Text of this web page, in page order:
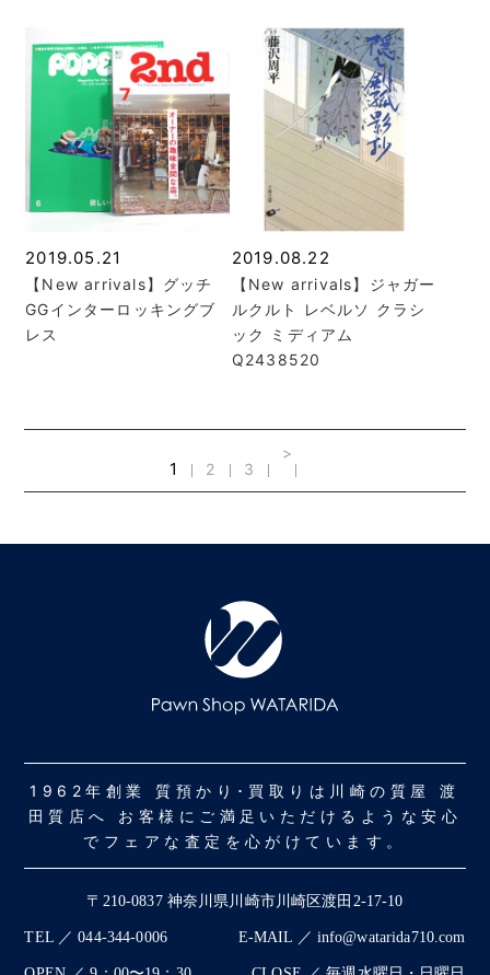
2019.05.21
【New arrivals】グッチ
GGインターロッキングブ
レス
2019.08.22
【New arrivals】ジャガー
ルクルト レベルソ クラシ
ック ミディアム
Q2438520
1 2 3
>
1962年創業 質預かり･買取りは川崎の質屋 渡
田質店へ お客様にご満足いただけるような安心
でフェアな査定を心がけています。
〒210-0837 神奈川県川崎市川崎区渡田2-17-10
TEL ／ 044-344-0006 E-MAIL ／ info@watarida710.com